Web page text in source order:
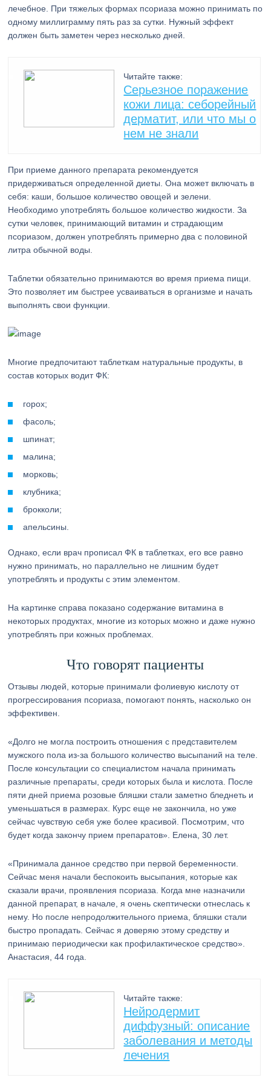
лечебное. При тяжелых формах псориаза можно принимать по
одному миллиграмму пять раз за сутки. Нужный эффект
должен быть заметен через несколько дней.
Читайте также:
Серьезное поражение
кожи лица: себорейный
дерматит, или что мы о
нем не знали
При приеме данного препарата рекомендуется
придерживаться определенной диеты. Она может включать в
себя: каши, большое количество овощей и зелени.
Необходимо употреблять большое количество жидкости. За
сутки человек, принимающий витамин и страдающим
псориазом, должен употреблять примерно два с половиной
литра обычной воды.
Таблетки обязательно принимаются во время приема пищи.
Это позволяет им быстрее усваиваться в организме и начать
выполнять свои функции.
Многие предпочитают таблеткам натуральные продукты, в
состав которых водит ФК:
горох;
фасоль;
шпинат;
малина;
морковь;
клубника;
брокколи;
апельсины.
Однако, если врач прописал ФК в таблетках, его все равно
нужно принимать, но параллельно не лишним будет
употреблять и продукты с этим элементом.
На картинке справа показано содержание витамина в
некоторых продуктах, многие из которых можно и даже нужно
употреблять при кожных проблемах.
Что говорят пациенты
Отзывы людей, которые принимали фолиевую кислоту от
прогрессирования псориаза, помогают понять, насколько он
эффективен.
«Долго не могла построить отношения с представителем
мужского пола из-за большого количество высыпаний на теле.
После консультации со специалистом начала принимать
различные препараты, среди которых была и кислота. После
пяти дней приема розовые бляшки стали заметно бледнеть и
уменьшаться в размерах. Курс еще не закончила, но уже
сейчас чувствую себя уже более красивой. Посмотрим, что
будет когда закончу прием препаратов». Елена, 30 лет.
«Принимала данное средство при первой беременности.
Сейчас меня начали беспокоить высыпания, которые как
сказали врачи, проявления псориаза. Когда мне назначили
данной препарат, в начале, я очень скептически отнеслась к
нему. Но после непродолжительного приема, бляшки стали
быстро пропадать. Сейчас я доверяю этому средству и
принимаю периодически как профилактическое средство».
Анастасия, 44 года.
Читайте также:
Нейродермит
диффузный: описание
заболевания и методы
лечения